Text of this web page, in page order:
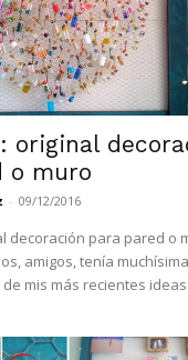
original
o muro
- 09/12/2016
decoración para pared o
amigos, tenía
mis más recientes